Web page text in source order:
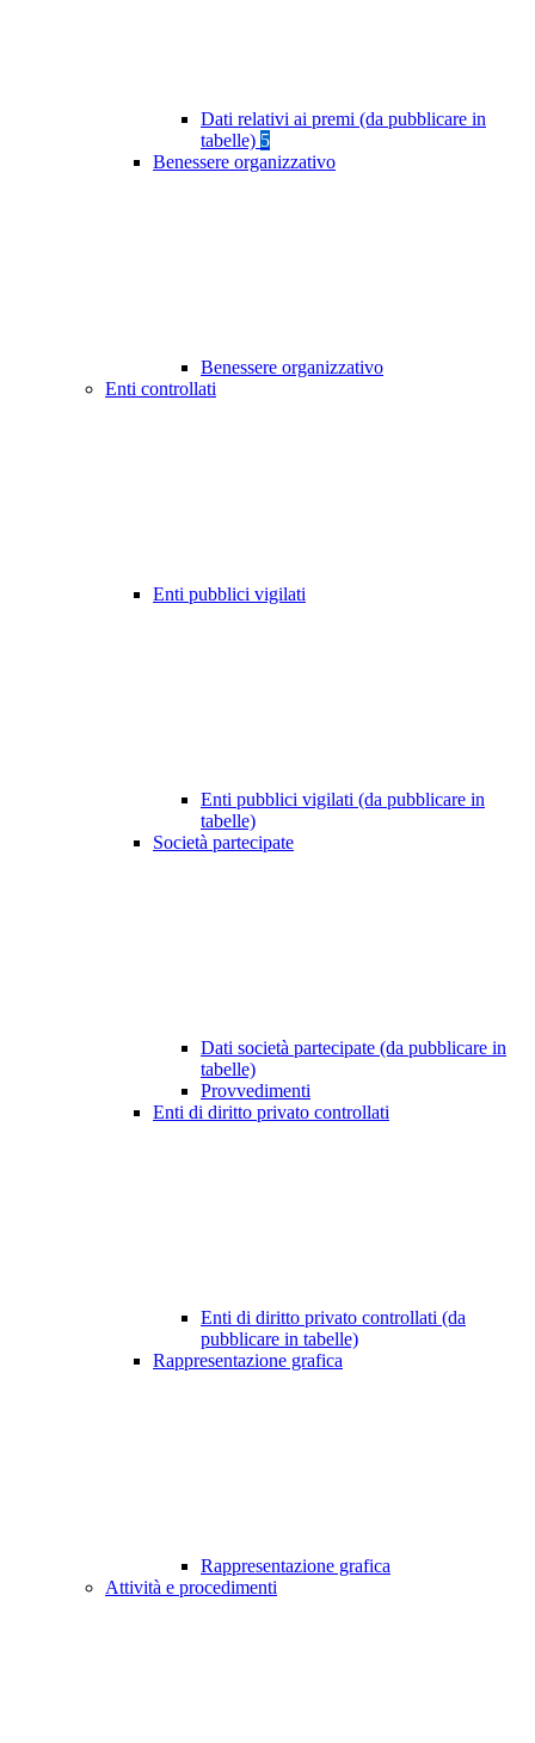
Dati relativi ai premi (da pubblicare in
tabelle) 5
Benessere organizzativo
Benessere organizzativo
Enti controllati
Enti pubblici vigilati
Enti pubblici vigilati (da pubblicare in
tabelle)
Società partecipate
Dati società partecipate (da pubblicare in
tabelle)
Provvedimenti
Enti di diritto privato controllati
Enti di diritto privato controllati (da
pubblicare in tabelle)
Rappresentazione grafica
Rappresentazione grafica
Attività e procedimenti